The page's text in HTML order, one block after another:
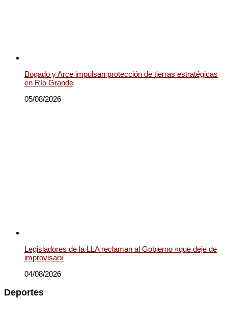
Bogado y Arce impulsan protección de tierras estratégicas
en Río Grande
05/08/2026
Legisladores de la LLA reclaman al Gobierno «que deje de
improvisar»
04/08/2026
Deportes